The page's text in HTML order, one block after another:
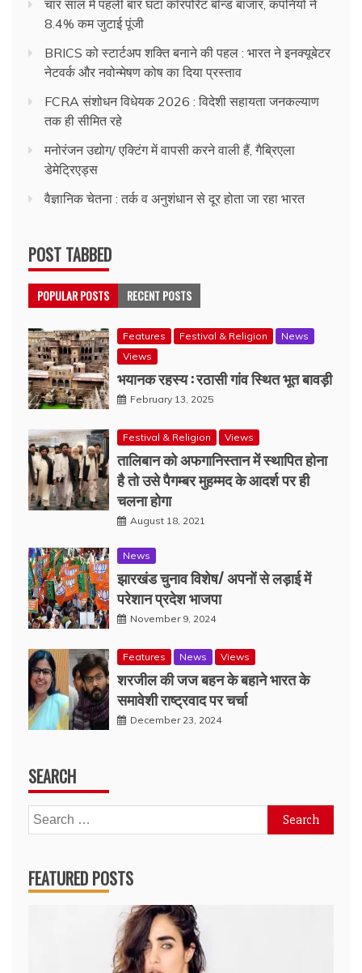
चार साल में पहली बार घटा कॉरपोरेट बॉन्ड बाजार, कंपनियों ने
8.4% कम जुटाई पूंजी
BRICS को स्टार्टअप शक्ति बनाने की पहल : भारत ने इनक्यूबेटर
नेटवर्क और नवोन्मेषण कोष का दिया प्रस्ताव
FCRA संशोधन विधेयक 2026 : विदेशी सहायता जनकल्याण
तक ही सीमित रहे
मनोरंजन उद्योग/ एक्टिंग में वापसी करने वाली हैं, गैब्रिएला
डेमेट्रिएड्स
वैज्ञानिक चेतना : तर्क व अनुशंधान से दूर होता जा रहा भारत
POST TABBED
POPULAR POSTS RECENT POSTS
Features Festival & Religion
News
Views
भयानक रहस्य : रठासी गांव स्थित भूत बावड़ी
February 13, 2025
Festival & Religion Views
तालिबान को अफगानिस्तान में स्थापित होना
है तो उसे पैगम्बर मुहम्मद के आदर्श पर ही
चलना होगा
August 18, 2021
News
झारखंड चुनाव विशेष/ अपनों से लड़ाई में
परेशान प्रदेश भाजपा
November 9, 2024
Features News Views
शरजील की जज बहन के बहाने भारत के
समावेशी राष्ट्रवाद पर चर्चा
December 23, 2024
SEARCH
Search
for:
FEATURED POSTS